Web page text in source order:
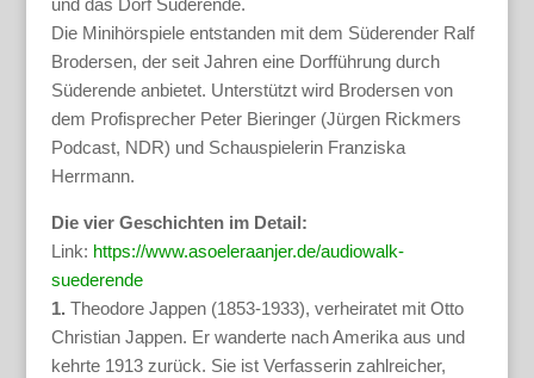
und das Dorf Süderende.
Die Minihörspiele entstanden mit dem Süderender Ralf
Brodersen, der seit Jahren eine Dorfführung durch
Süderende anbietet. Unterstützt wird Brodersen von
dem Profisprecher Peter Bieringer (Jürgen Rickmers
Podcast, NDR) und Schauspielerin Franziska
Herrmann.
Die vier Geschichten im Detail:
Link: https://www.asoeleraanjer.de/audiowalk-
suederende
1. Theodore Jappen (1853-1933), verheiratet mit Otto
Christian Jappen. Er wanderte nach Amerika aus und
kehrte 1913 zurück. Sie ist Verfasserin zahlreicher,